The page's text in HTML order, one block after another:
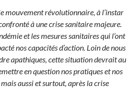
mouvement révolutionnaire, à l’instar
à une crise sanitaire majeure.
et les mesures sanitaires qui l’ont
nos capacités d’action. Loin de nous
apathiques, cette situation devrait au
en question nos pratiques et nos
aussi et surtout, après la crise